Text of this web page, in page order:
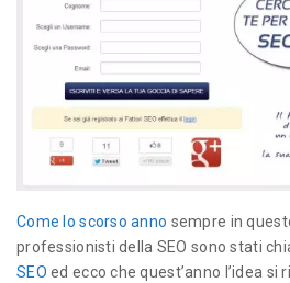
Come lo scorso anno sempre in
professionisti della SEO sono stati
SEO ed ecco che quest’anno l’idea si